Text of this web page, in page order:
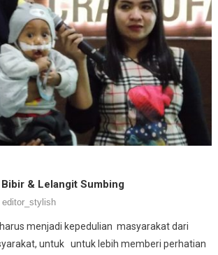
& Lelangit Sumbing
editor_stylish
menjadi kepedulian masyarakat dari
untuk untuk lebih memberi perhatian